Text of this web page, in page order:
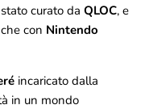
curato da QLOC, e
con Nintendo
incaricato dalla
in un mondo